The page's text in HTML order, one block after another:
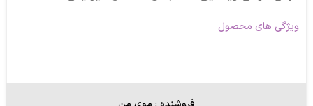
ویژگی های محصول